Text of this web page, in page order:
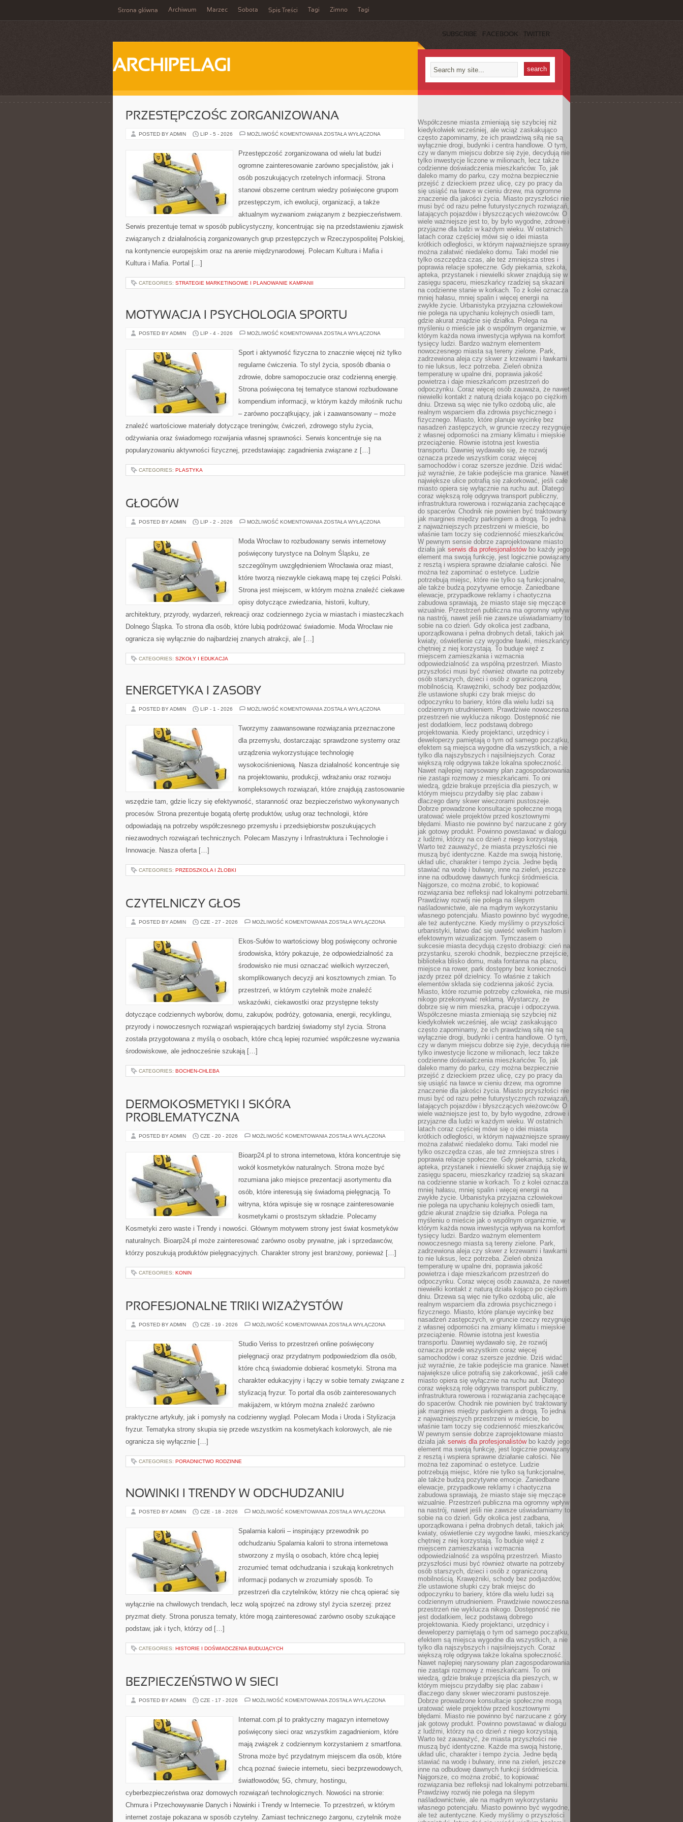
Strona główna Archiwum Marzec Sobota Spis Treści Tagi Zimno Tagi
SUBSCRIBE FACEBOOK TWITTER
ARCHIPELAGI
PRZESTĘPCZOŚC ZORGANIZOWANA
POSTED BY ADMIN LIP - 5 - 2026 MOŻLIWOŚĆ KOMENTOWANIA PRZESTĘPCZOŚC
ZOSTAŁA WYŁĄCZONA
Przestępczość zorganizowana od wielu lat budzi
ogromne zainteresowanie zarówno specjalistów, jak i
osób poszukujących rzetelnych informacji. Strona
stanowi obszerne centrum wiedzy poświęcone grupom
przestępczym, ich ewolucji, organizacji, a także
aktualnym wyzwaniom związanym z bezpieczeństwem.
Serwis prezentuje temat w sposób publicystyczny, koncentrując się na przedstawieniu zjawisk
związanych z działalnością zorganizowanych grup przestępczych w Rzeczypospolitej Polskiej,
na kontynencie europejskim oraz na arenie międzynarodowej. Polecam Kultura i Mafia i
Kultura i Mafia. Portal […]
CATEGORIES: STRATEGIE MARKETINGOWE I PLANOWANIE KAMPANII
MOTYWACJA I PSYCHOLOGIA SPORTU
POSTED BY ADMIN LIP - 4 - 2026 MOŻLIWOŚĆ KOMENTOWANIA MOTYWACJA
ZOSTAŁA WYŁĄCZONA
Sport i aktywność fizyczna to znacznie więcej niż tylko
regularne ćwiczenia. To styl życia, sposób dbania o
zdrowie, dobre samopoczucie oraz codzienną energię.
Strona poświęcona tej tematyce stanowi rozbudowane
kompendium informacji, w którym każdy miłośnik ruchu
– zarówno początkujący, jak i zaawansowany – może
znaleźć wartościowe materiały dotyczące treningów, ćwiczeń, zdrowego stylu życia,
odżywiania oraz świadomego rozwijania własnej sprawności. Serwis koncentruje się na
popularyzowaniu aktywności fizycznej, przedstawiając zagadnienia związane z […]
CATEGORIES: PLASTYKA
GŁOGÓW
POSTED BY ADMIN LIP - 2 - 2026 MOŻLIWOŚĆ KOMENTOWANIA GŁOGÓW
ZOSTAŁA WYŁĄCZONA
Moda Wrocław to rozbudowany serwis internetowy
poświęcony turystyce na Dolnym Śląsku, ze
szczególnym uwzględnieniem Wrocławia oraz miast,
które tworzą niezwykle ciekawą mapę tej części Polski.
Strona jest miejscem, w którym można znaleźć ciekawe
opisy dotyczące zwiedzania, historii, kultury,
architektury, przyrody, wydarzeń, rekreacji oraz codziennego życia w miastach i miasteczkach
Dolnego Śląska. To strona dla osób, które lubią podróżować świadomie. Moda Wrocław nie
ogranicza się wyłącznie do najbardziej znanych atrakcji, ale […]
CATEGORIES: SZKOŁY I EDUKACJA
ENERGETYKA I ZASOBY
POSTED BY ADMIN LIP - 1 - 2026 MOŻLIWOŚĆ KOMENTOWANIA ENERGETYKA
ZOSTAŁA WYŁĄCZONA
Tworzymy zaawansowane rozwiązania przeznaczone
dla przemysłu, dostarczając sprawdzone systemy oraz
urządzenia wykorzystujące technologię
wysokociśnieniową. Nasza działalność koncentruje się
na projektowaniu, produkcji, wdrażaniu oraz rozwoju
kompleksowych rozwiązań, które znajdują zastosowanie
wszędzie tam, gdzie liczy się efektywność, staranność oraz bezpieczeństwo wykonywanych
procesów. Strona prezentuje bogatą ofertę produktów, usług oraz technologii, które
odpowiadają na potrzeby współczesnego przemysłu i przedsiębiorstw poszukujących
niezawodnych rozwiązań technicznych. Polecam Maszyny i Infrastruktura i Technologie i
Innowacje. Nasza oferta […]
CATEGORIES: PRZEDSZKOLA I ŻLOBKI
CZYTELNICZY GŁOS
POSTED BY ADMIN CZE - 27 - 2026 MOŻLIWOŚĆ KOMENTOWANIA CZYTELNICZY
ZOSTAŁA WYŁĄCZONA
Ekos-Sułów to wartościowy blog poświęcony ochronie
środowiska, który pokazuje, że odpowiedzialność za
środowisko nie musi oznaczać wielkich wyrzeczeń,
skomplikowanych decyzji ani kosztownych zmian. To
przestrzeń, w którym czytelnik może znaleźć
wskazówki, ciekawostki oraz przystępne teksty
dotyczące codziennych wyborów, domu, zakupów, podróży, gotowania, energii, recyklingu,
przyrody i nowoczesnych rozwiązań wspierających bardziej świadomy styl życia. Strona
została przygotowana z myślą o osobach, które chcą lepiej rozumieć współczesne wyzwania
środowiskowe, ale jednocześnie szukają […]
CATEGORIES: BOCHEN-CHLEBA
DERMOKOSMETYKI I SKÓRA
PROBLEMATYCZNA
POSTED BY ADMIN CZE - 20 - 2026 MOŻLIWOŚĆ KOMENTOWANIA DERMOKOSMETYKI
PROBLEMATYCZNA
ZOSTAŁA WYŁĄCZONA
Bioarp24.pl to strona internetowa, która koncentruje się
wokół kosmetyków naturalnych. Strona może być
rozumiana jako miejsce prezentacji asortymentu dla
osób, które interesują się świadomą pielęgnacją. To
witryna, która wpisuje się w rosnące zainteresowanie
kosmetykami o prostszym składzie. Polecamy
Kosmetyki zero waste i Trendy i nowości. Głównym motywem strony jest świat kosmetyków
naturalnych. Bioarp24.pl może zainteresować zarówno osoby prywatne, jak i sprzedawców,
którzy poszukują produktów pielęgnacyjnych. Charakter strony jest branżowy, ponieważ […]
CATEGORIES: KONIN
PROFESJONALNE TRIKI WIZAŻYSTÓW
POSTED BY ADMIN CZE - 19 - 2026 MOŻLIWOŚĆ KOMENTOWANIA PROFESJONALNE
ZOSTAŁA WYŁĄCZONA
Studio Veriss to przestrzeń online poświęcony
pielęgnacji oraz przydatnym podpowiedziom dla osób,
które chcą świadomie dobierać kosmetyki. Strona ma
charakter edukacyjny i łączy w sobie tematy związane z
stylizacją fryzur. To portal dla osób zainteresowanych
makijażem, w którym można znaleźć zarówno
praktyczne artykuły, jak i pomysły na codzienny wygląd. Polecam Moda i Uroda i Stylizacja
fryzur. Tematyka strony skupia się przede wszystkim na kosmetykach kolorowych, ale nie
ogranicza się wyłącznie […]
CATEGORIES: PORADNICTWO RODZINNE
NOWINKI I TRENDY W ODCHUDZANIU
POSTED BY ADMIN CZE - 18 - 2026 MOŻLIWOŚĆ KOMENTOWANIA NOWINKI
ODCHUDZANIU
ZOSTAŁA WYŁĄCZONA
Spalarnia kalorii – inspirujący przewodnik po
odchudzaniu Spalarnia kalorii to strona internetowa
stworzony z myślą o osobach, które chcą lepiej
zrozumieć temat odchudzania i szukają konkretnych
informacji podanych w zrozumiały sposób. To
przestrzeń dla czytelników, którzy nie chcą opierać się
wyłącznie na chwilowych trendach, lecz wolą spojrzeć na zdrowy styl życia szerzej: przez
pryzmat diety. Strona porusza tematy, które mogą zainteresować zarówno osoby szukające
podstaw, jak i tych, którzy od […]
CATEGORIES: HISTORIE I DOŚWIADCZENIA BUDUJĄCYCH
BEZPIECZEŃSTWO W SIECI
POSTED BY ADMIN CZE - 17 - 2026 MOŻLIWOŚĆ KOMENTOWANIA BEZPIECZEŃSTWO
ZOSTAŁA WYŁĄCZONA
Internat.com.pl to praktyczny magazyn internetowy
poświęcony sieci oraz wszystkim zagadnieniom, które
mają związek z codziennym korzystaniem z smartfona.
Strona może być przydatnym miejscem dla osób, które
chcą poznać świecie internetu, sieci bezprzewodowych,
światłowodów, 5G, chmury, hostingu,
cyberbezpieczeństwa oraz domowych rozwiązań technologicznych. Nowości na stronie:
Chmura i Przechowywanie Danych i Nowinki i Trendy w Internecie. To przestrzeń, w którym
internet zostaje pokazana w sposób czytelny. Zamiast technicznego żargonu, czytelnik może
Współczesne miasta zmieniają się szybciej niż
kiedykolwiek wcześniej, ale wciąż zaskakująco
często zapominamy, że ich prawdziwą siłą nie są
wyłącznie drogi, budynki i centra handlowe. O tym,
czy w danym miejscu dobrze się żyje, decydują nie
tylko inwestycje liczone w milionach, lecz także
codzienne doświadczenia mieszkańców. To, jak
daleko mamy do parku, czy można bezpiecznie
przejść z dzieckiem przez ulicę, czy po pracy da
się usiąść na ławce w cieniu drzew, ma ogromne
znaczenie dla jakości życia. Miasto przyszłości nie
musi być od razu pełne futurystycznych rozwiązań,
latających pojazdów i błyszczących wieżowców. O
wiele ważniejsze jest to, by było wygodne, zdrowe i
przyjazne dla ludzi w każdym wieku. W ostatnich
latach coraz częściej mówi się o idei miasta
krótkich odległości, w którym najważniejsze sprawy
można załatwić niedaleko domu. Taki model nie
tylko oszczędza czas, ale też zmniejsza stres i
poprawia relacje społeczne. Gdy piekarnia, szkoła,
apteka, przystanek i niewielki skwer znajdują się w
zasięgu spaceru, mieszkańcy rzadziej są skazani
na codzienne stanie w korkach. To z kolei oznacza
mniej hałasu, mniej spalin i więcej energii na
zwykłe życie. Urbanistyka przyjazna człowiekowi
nie polega na upychaniu kolejnych osiedli tam,
gdzie akurat znajdzie się działka. Polega na
myśleniu o mieście jak o wspólnym organizmie, w
którym każda nowa inwestycja wpływa na komfort
tysięcy ludzi. Bardzo ważnym elementem
nowoczesnego miasta są tereny zielone. Park,
zadrzewiona aleja czy skwer z krzewami i ławkami
to nie luksus, lecz potrzeba. Zieleń obniża
temperaturę w upalne dni, poprawia jakość
powietrza i daje mieszkańcom przestrzeń do
odpoczynku. Coraz więcej osób zauważa, że nawet
niewielki kontakt z naturą działa kojąco po ciężkim
dniu. Drzewa są więc nie tylko ozdobą ulic, ale
realnym wsparciem dla zdrowia psychicznego i
fizycznego. Miasto, które planuje wycinkę bez
nasadzeń zastępczych, w gruncie rzeczy rezygnuje
z własnej odporności na zmiany klimatu i miejskie
przeciążenie. Równie istotna jest kwestia
transportu. Dawniej wydawało się, że rozwój
oznacza przede wszystkim coraz więcej
samochodów i coraz szersze jezdnie. Dziś widać
już wyraźnie, że takie podejście ma granice. Nawet
największe ulice potrafią się zakorkować, jeśli całe
miasto opiera się wyłącznie na ruchu aut. Dlatego
coraz większą rolę odgrywa transport publiczny,
infrastruktura rowerowa i rozwiązania zachęcające
do spacerów. Chodnik nie powinien być traktowany
jak margines między parkingiem a drogą. To jedna
z najważniejszych przestrzeni w mieście, bo
właśnie tam toczy się codzienność mieszkańców.
W pewnym sensie dobrze zaprojektowane miasto
działa jak serwis dla profesjonalistówbo każdy jego
element ma swoją funkcję, jest logicznie powiązany
z resztą i wspiera sprawne działanie całości. Nie
można też zapominać o estetyce. Ludzie
potrzebują miejsc, które nie tylko są funkcjonalne,
ale także budzą pozytywne emocje. Zaniedbane
elewacje, przypadkowe reklamy i chaotyczna
zabudowa sprawiają, że miasto staje się męczące
wizualnie. Przestrzeń publiczna ma ogromny wpływ
na nastrój, nawet jeśli nie zawsze uświadamiamy to
sobie na co dzień. Gdy okolica jest zadbana,
uporządkowana i pełna drobnych detali, takich jak
kwiaty, oświetlenie czy wygodne ławki, mieszkańcy
chętniej z niej korzystają. To buduje więź z
miejscem zamieszkania i wzmacnia
odpowiedzialność za wspólną przestrzeń. Miasto
przyszłości musi być również otwarte na potrzeby
osób starszych, dzieci i osób z ograniczoną
mobilnością. Krawężniki, schody bez podjazdów,
źle ustawione słupki czy brak miejsc do
odpoczynku to bariery, które dla wielu ludzi są
codziennym utrudnieniem. Prawdziwie nowoczesna
przestrzeń nie wyklucza nikogo. Dostępność nie
jest dodatkiem, lecz podstawą dobrego
projektowania. Kiedy projektanci, urzędnicy i
deweloperzy pamiętają o tym od samego początku,
efektem są miejsca wygodne dla wszystkich, a nie
tylko dla najszybszych i najsilniejszych. Coraz
większą rolę odgrywa także lokalna społeczność.
Nawet najlepiej narysowany plan zagospodarowania
nie zastąpi rozmowy z mieszkańcami. To oni
wiedzą, gdzie brakuje przejścia dla pieszych, w
którym miejscu przydałby się plac zabaw i
dlaczego dany skwer wieczorami pustoszeje.
Dobrze prowadzone konsultacje społeczne mogą
uratować wiele projektów przed kosztownymi
błędami. Miasto nie powinno być narzucane z góry
jak gotowy produkt. Powinno powstawać w dialogu
z ludźmi, którzy na co dzień z niego korzystają.
Warto też zauważyć, że miasta przyszłości nie
muszą być identyczne. Każde ma swoją historię,
układ ulic, charakter i tempo życia. Jedne będą
stawiać na wodę i bulwary, inne na zieleń, jeszcze
inne na odbudowę dawnych funkcji śródmieścia.
Najgorsze, co można zrobić, to kopiować
rozwiązania bez refleksji nad lokalnymi potrzebami.
Prawdziwy rozwój nie polega na ślepym
naśladownictwie, ale na mądrym wykorzystaniu
własnego potencjału. Miasto powinno być wygodne,
ale też autentyczne. Kiedy myślimy o przyszłości
urbanistyki, łatwo dać się uwieść wielkim hasłom i
efektownym wizualizacjom. Tymczasem o
sukcesie miasta decydują często drobiazgi: cień na
przystanku, szeroki chodnik, bezpieczne przejście,
biblioteka blisko domu, mała fontanna na placu,
miejsce na rower, park dostępny bez konieczności
jazdy przez pół dzielnicy. To właśnie z takich
elementów składa się codzienna jakość życia.
Miasto, które rozumie potrzeby człowieka, nie musi
nikogo przekonywać reklamą. Wystarczy, że
dobrze się w nim mieszka, pracuje i odpoczywa.
Współczesne miasta zmieniają się szybciej niż
kiedykolwiek wcześniej, ale wciąż zaskakująco
często zapominamy, że ich prawdziwą siłą nie są
wyłącznie drogi, budynki i centra handlowe. O tym,
czy w danym miejscu dobrze się żyje, decydują nie
tylko inwestycje liczone w milionach, lecz także
codzienne doświadczenia mieszkańców. To, jak
daleko mamy do parku, czy można bezpiecznie
przejść z dzieckiem przez ulicę, czy po pracy da
się usiąść na ławce w cieniu drzew, ma ogromne
znaczenie dla jakości życia. Miasto przyszłości nie
musi być od razu pełne futurystycznych rozwiązań,
latających pojazdów i błyszczących wieżowców. O
wiele ważniejsze jest to, by było wygodne, zdrowe i
przyjazne dla ludzi w każdym wieku. W ostatnich
latach coraz częściej mówi się o idei miasta
krótkich odległości, w którym najważniejsze sprawy
można załatwić niedaleko domu. Taki model nie
tylko oszczędza czas, ale też zmniejsza stres i
poprawia relacje społeczne. Gdy piekarnia, szkoła,
apteka, przystanek i niewielki skwer znajdują się w
zasięgu spaceru, mieszkańcy rzadziej są skazani
na codzienne stanie w korkach. To z kolei oznacza
mniej hałasu, mniej spalin i więcej energii na
zwykłe życie. Urbanistyka przyjazna człowiekowi
nie polega na upychaniu kolejnych osiedli tam,
gdzie akurat znajdzie się działka. Polega na
myśleniu o mieście jak o wspólnym organizmie, w
którym każda nowa inwestycja wpływa na komfort
tysięcy ludzi. Bardzo ważnym elementem
nowoczesnego miasta są tereny zielone. Park,
zadrzewiona aleja czy skwer z krzewami i ławkami
to nie luksus, lecz potrzeba. Zieleń obniża
temperaturę w upalne dni, poprawia jakość
powietrza i daje mieszkańcom przestrzeń do
odpoczynku. Coraz więcej osób zauważa, że nawet
niewielki kontakt z naturą działa kojąco po ciężkim
dniu. Drzewa są więc nie tylko ozdobą ulic, ale
realnym wsparciem dla zdrowia psychicznego i
fizycznego. Miasto, które planuje wycinkę bez
nasadzeń zastępczych, w gruncie rzeczy rezygnuje
z własnej odporności na zmiany klimatu i miejskie
przeciążenie. Równie istotna jest kwestia
transportu. Dawniej wydawało się, że rozwój
oznacza przede wszystkim coraz więcej
samochodów i coraz szersze jezdnie. Dziś widać
już wyraźnie, że takie podejście ma granice. Nawet
największe ulice potrafią się zakorkować, jeśli całe
miasto opiera się wyłącznie na ruchu aut. Dlatego
coraz większą rolę odgrywa transport publiczny,
infrastruktura rowerowa i rozwiązania zachęcające
do spacerów. Chodnik nie powinien być traktowany
jak margines między parkingiem a drogą. To jedna
z najważniejszych przestrzeni w mieście, bo
właśnie tam toczy się codzienność mieszkańców.
W pewnym sensie dobrze zaprojektowane miasto
działa jak serwis dla profesjonalistówbo każdy jego
element ma swoją funkcję, jest logicznie powiązany
z resztą i wspiera sprawne działanie całości. Nie
można też zapominać o estetyce. Ludzie
potrzebują miejsc, które nie tylko są funkcjonalne,
ale także budzą pozytywne emocje. Zaniedbane
elewacje, przypadkowe reklamy i chaotyczna
zabudowa sprawiają, że miasto staje się męczące
wizualnie. Przestrzeń publiczna ma ogromny wpływ
na nastrój, nawet jeśli nie zawsze uświadamiamy to
sobie na co dzień. Gdy okolica jest zadbana,
uporządkowana i pełna drobnych detali, takich jak
kwiaty, oświetlenie czy wygodne ławki, mieszkańcy
chętniej z niej korzystają. To buduje więź z
miejscem zamieszkania i wzmacnia
odpowiedzialność za wspólną przestrzeń. Miasto
przyszłości musi być również otwarte na potrzeby
osób starszych, dzieci i osób z ograniczoną
mobilnością. Krawężniki, schody bez podjazdów,
źle ustawione słupki czy brak miejsc do
odpoczynku to bariery, które dla wielu ludzi są
codziennym utrudnieniem. Prawdziwie nowoczesna
przestrzeń nie wyklucza nikogo. Dostępność nie
jest dodatkiem, lecz podstawą dobrego
projektowania. Kiedy projektanci, urzędnicy i
deweloperzy pamiętają o tym od samego początku,
efektem są miejsca wygodne dla wszystkich, a nie
tylko dla najszybszych i najsilniejszych. Coraz
większą rolę odgrywa także lokalna społeczność.
Nawet najlepiej narysowany plan zagospodarowania
nie zastąpi rozmowy z mieszkańcami. To oni
wiedzą, gdzie brakuje przejścia dla pieszych, w
którym miejscu przydałby się plac zabaw i
dlaczego dany skwer wieczorami pustoszeje.
Dobrze prowadzone konsultacje społeczne mogą
uratować wiele projektów przed kosztownymi
błędami. Miasto nie powinno być narzucane z góry
jak gotowy produkt. Powinno powstawać w dialogu
z ludźmi, którzy na co dzień z niego korzystają.
Warto też zauważyć, że miasta przyszłości nie
muszą być identyczne. Każde ma swoją historię,
układ ulic, charakter i tempo życia. Jedne będą
stawiać na wodę i bulwary, inne na zieleń, jeszcze
inne na odbudowę dawnych funkcji śródmieścia.
Najgorsze, co można zrobić, to kopiować
rozwiązania bez refleksji nad lokalnymi potrzebami.
Prawdziwy rozwój nie polega na ślepym
naśladownictwie, ale na mądrym wykorzystaniu
własnego potencjału. Miasto powinno być wygodne,
ale też autentyczne. Kiedy myślimy o przyszłości